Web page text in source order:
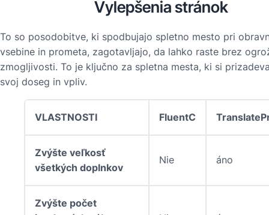
Vylepšenia stránok
To so posodobitve, ki spodbujajo spletno mesto pri
vsebine in prometa, zagotavljajo, da lahko raste brez
zmogljivosti. To je ključno za spletna mesta, ki si
svoj doseg in vpliv.
VLASTNOSTI FluentC
Zvýšte veľkosť
všetkých doplnkov
Nie áno
Zvýšte počet